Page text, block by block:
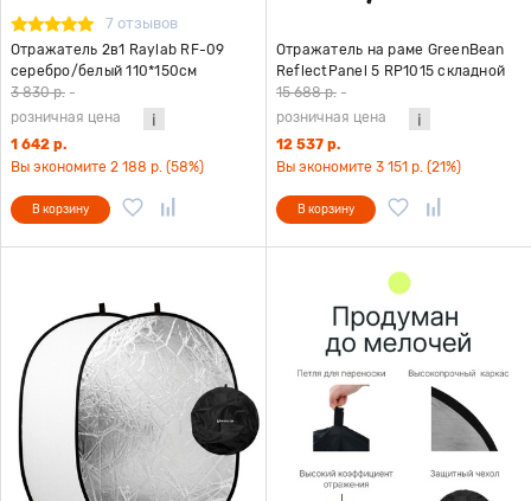
7 отзывов
Отражатель 2в1 Raylab RF-09
серебро/белый 110*150см
3 830 р. -
розничная цена
1 642 р.
Вы экономите 2 188 р. (58%)
В корзину
Отражатель на раме GreenBean
ReflectPanel 5 RP1015 складной
15 688 р. -
розничная цена
12 537 р.
Вы экономите 3 151 р. (21%)
В корзину